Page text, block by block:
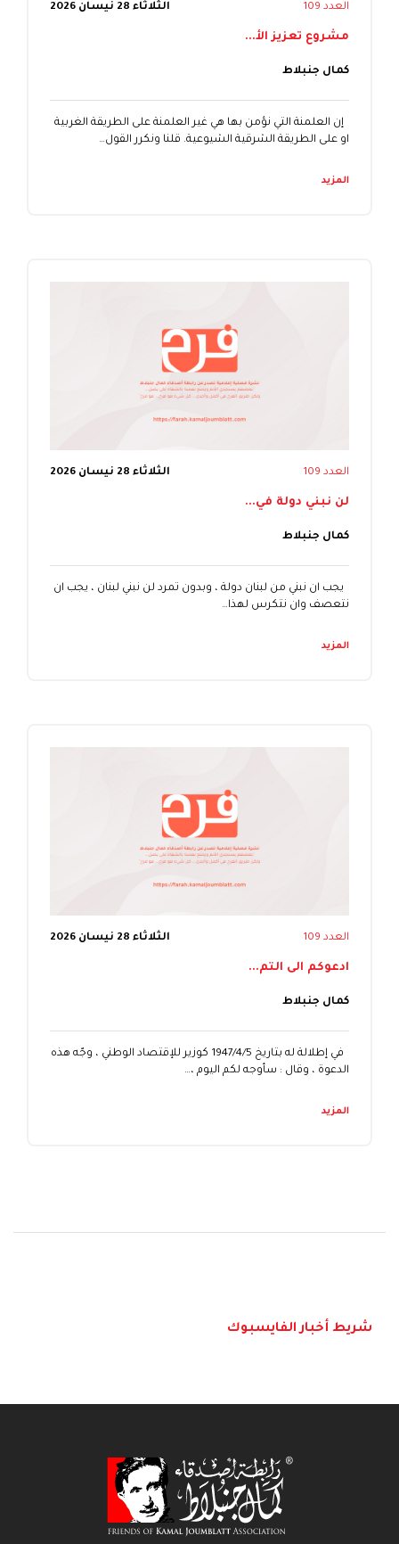
العدد 109 الثلاثاء 28 نيسان 2026
مشروع تعزيز الأ...
كمال جنبلاط
إن العلمنة التي نؤمن بها هي غير العلمنة على الطريقة الغربية
او على الطريقة الشرقية الشيوعية. قلنا ونكرر القول…
المزيد
العدد 109 الثلاثاء 28 نيسان 2026
لن نبني دولة في...
كمال جنبلاط
يجب ان نبني من لبنان دولة ، وبدون تمرد لن نبني لبنان ، يجب ان
نتعصف وان نتكرس لهذا…
المزيد
العدد 109 الثلاثاء 28 نيسان 2026
ادعوكم الى التم...
كمال جنبلاط
في إطلالة له بتاريخ 1947/4/5 كوزير للإقتصاد الوطني ، وجّه هذه
الدعوة ، وقال : سأوجه لكم اليوم ،…
المزيد
شريط أخبار الفايسبوك